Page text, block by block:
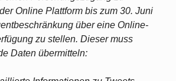
Online Plattform bis zum 30. Juni
über eine Online-
zu stellen. Dieser muss
Daten übermitteln: